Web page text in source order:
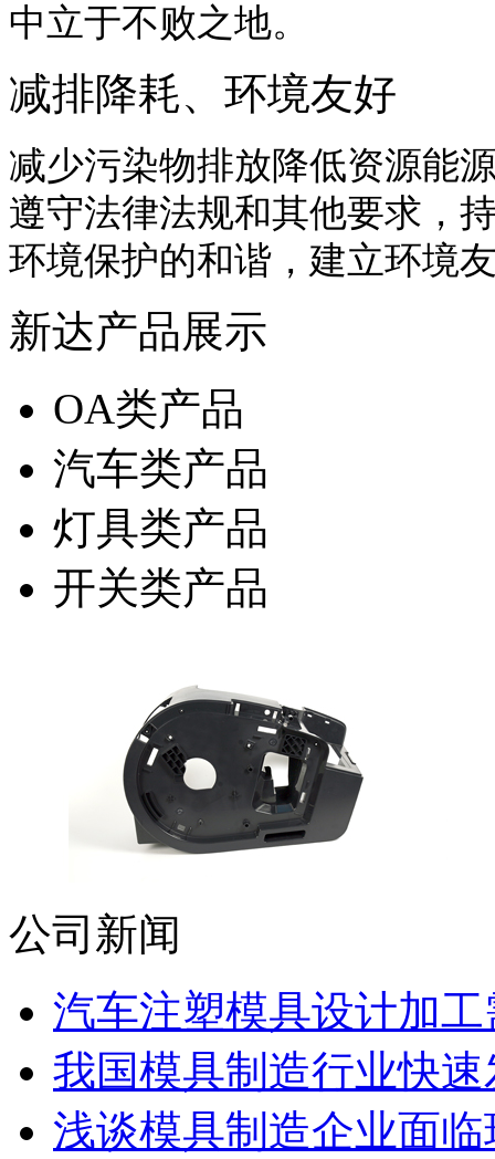
中立于不败之地。
减排降耗、环境友好
减少污染物排放降低资源能
遵守法律法规和其他要求，
环境保护的和谐，建立环境
新达产品展示
OA类产品
汽车类产品
灯具类产品
开关类产品
公司新闻
汽车注塑模具设计加
我国模具制造行业快
浅谈模具制造企业面